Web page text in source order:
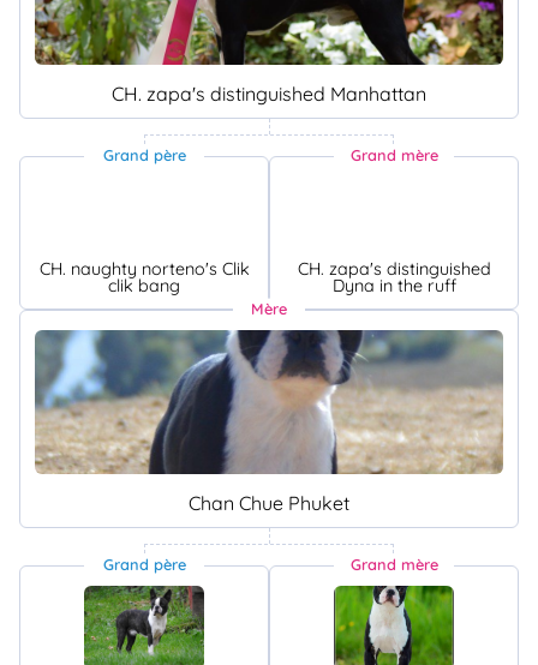
CH. zapa's distinguished Manhattan
Grand père
CH. naughty norteno's Clik
clik bang
Grand mère
CH. zapa's distinguished
Dyna in the ruff
Mère
Chan Chue Phuket
Grand père Grand mère